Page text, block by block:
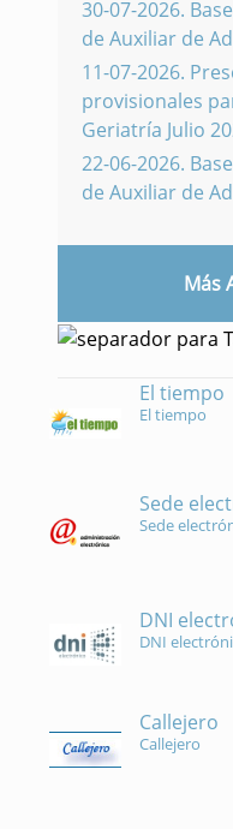
30-07-2026.
de Auxiliar de
11-07-2026.
provisionales
Geriatría Julio
22-06-2026.
de Auxiliar de
Más
El tiempo
El tiempo
Sede
Sede
DNI
DNI
Callejero
Callejero